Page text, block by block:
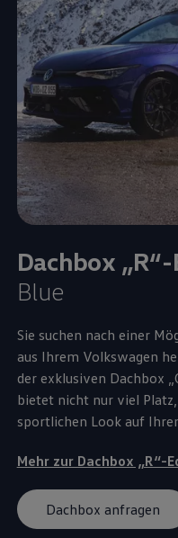
Dachbox
Blue
Sie suchen nach einer
aus Ihrem Volkswagen
der exklusiven Dachbox
bietet nicht nur viel
sportlichen Look auf
Mehr zur Dachbox „R“-
Dachbox anfragen